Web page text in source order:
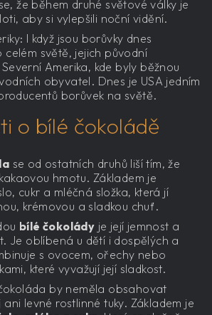
že během druhé světové války je
aby si vylepšili noční vidění.
I když jsou borůvky dnes
světě, jejich původní
Amerika, kde byly běžnou
obyvatel. Dnes je USA jedním
borůvek na světě.
o bílé čokoládě
se od ostatních druhů liší tím, že
hmotu. Základem je
cukr a mléčná složka, která jí
krémovou a sladkou chuť.
bílé čokolády je její jemnost a
Je oblíbená u dětí i dospělých a
s ovocem, ořechy nebo
které vyvažují její sladkost.
by neměla obsahovat
levné rostlinné tuky. Základem je